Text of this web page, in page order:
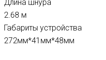
Длина шнура
2.68 м
Габариты устройства
272мм*41мм*48мм